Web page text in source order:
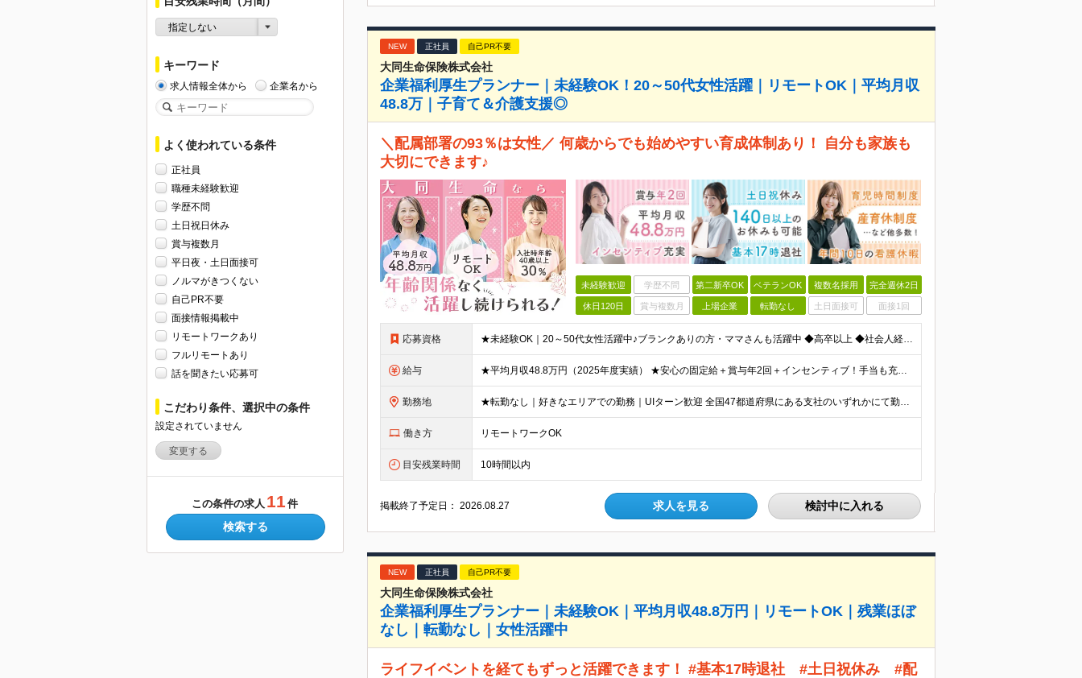
指定しない
キーワード
求人情報全体から 企業名から
よく使われている条件
正社員
職種未経験歓迎
学歴不問
土日祝日休み
賞与複数月
平日夜・土日面接可
ノルマがきつくない
自己PR不要
面接情報掲載中
リモートワークあり
フルリモートあり
話を聞きたい応募可
こだわり条件、選択中の条件
設定されていません
変更する
この条件の求人 11 件
検索する
NEW 正社員 自己PR不要
大同生命保険株式会社
企業福利厚生プランナー｜未経験OK！20～50代女性活躍｜リモートOK｜平均月収
48.8万｜子育て＆介護支援◎
＼配属部署の93％は女性／ 何歳からでも始めやすい育成体制あり！ 自分も家族も
大切にできます♪
未経験歓迎 学歴不問 第二新卒OK ベテランOK 複数名採用 完全週休2日
休日120日 賞与複数月 上場企業 転勤なし 土日面接可 面接1回
応募資格 ★未経験OK｜20～50代女性活躍中♪ブランクありの方・ママさんも活躍中 ◆高卒以上 ◆社会人経験をお持ちの方 - 業界・業種・職種・経験年数は問いません。 «こんな方が応募＆入社しています！»
給与 ★平均月収48.8万円（2025年度実績） ★安心の固定給＋賞与年2回＋インセンティブ！手当も充実 月給21万円～23万円＋諸手当＋インセンティブ＋賞与年2回 ※給与は年間平均の税込定例給与です。賞
勤務地 ★転勤なし｜好きなエリアでの勤務｜UIターン歓迎 全国47都道府県にある支社のいずれかにて勤務していただきます。 ＜募集エリア＞ ◆北海道・東北：北海道/青森/宮城/岩手/秋田/山形/福島
働き方 リモートワークOK
目安残業時間 10時間以内
掲載終了予定日：2026.08.27 求人を見る 検討中に入れる
NEW 正社員 自己PR不要
大同生命保険株式会社
企業福利厚生プランナー｜未経験OK｜平均月収48.8万円｜リモートOK｜残業ほぼ
なし｜転勤なし｜女性活躍中
ライフイベントを経てもずっと活躍できます！ #基本17時退社 #土日祝休み #配